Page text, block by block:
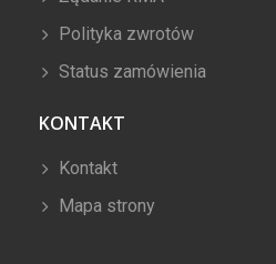
Polityka zwrotów
Status zamówienia
KONTAKT
Kontakt
Mapa strony